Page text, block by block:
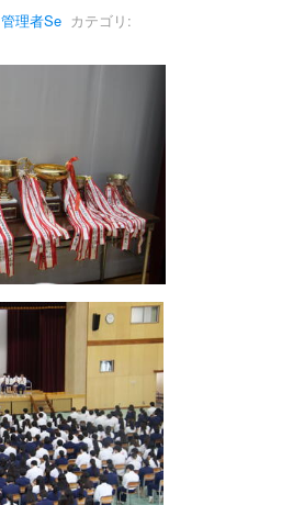
管理者Se カテゴリ: